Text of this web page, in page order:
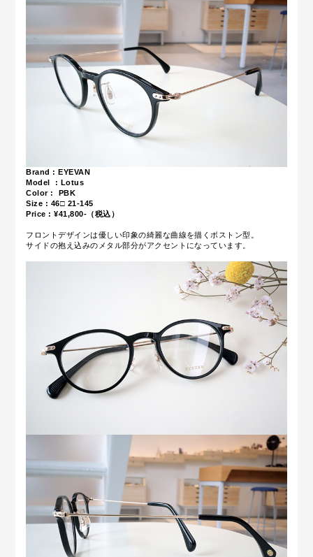
Brand : EYEVAN
Model : Lotus
Color : PBK
Size : 46□ 21-145
Price : ¥41,800-（税込）
フロントデザインは優しい印象の綺麗な曲線を描くボストン型。
サイドの抱え込みのメタル部分がアクセントになっています。